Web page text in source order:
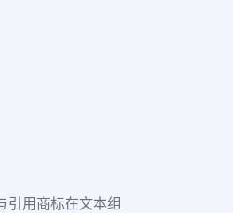
引用商标在文本组